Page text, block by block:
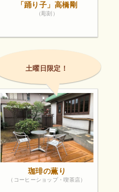
「踊り子」高橋剛
（彫刻）
土曜日限定！
珈琲の薫り
（コーヒーショップ・喫茶店）